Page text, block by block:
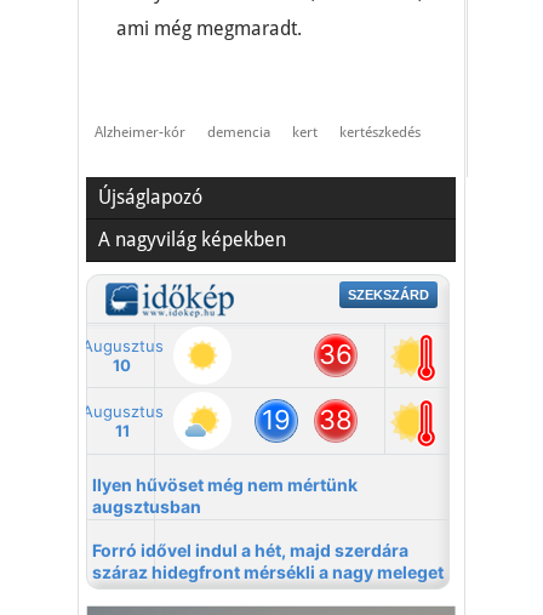
ami még megmaradt.
Alzheimer-kór demencia kert kertészkedés
Újságlapozó
A nagyvilág képekben